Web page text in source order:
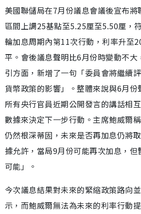
美國聯儲局在7月份議息會議後宣布
區間上調25基點至5.25厘至5.50厘，
輪加息周期內第11次行動，利率升至
平。會後議息聲明比6月份時變動不
引方面，新增了一句「委員會將繼續
貨幣政策的影響」。整體來說與6月份
所有央行官員近期公開發言的講話相
數據來決定下一步行動。主席鮑威爾
仍然根深蒂固，未來是否再加息仍將
據允許，當局9月份可能再次加息，
可能」。
今次議息結果對未來的緊縮政策路向
示，而鮑威爾無法為未來的利率行動